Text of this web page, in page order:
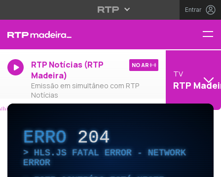
Entrar
RTP Notícias (RTP
Madeira)
Emissão em simultâneo com RTP
Notícias
NO AR
TV
RTP
ERRO204
HLS.JS FATAL ERROR - NETWORK
ERROR